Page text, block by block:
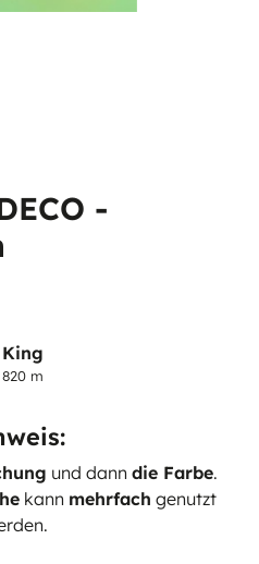
-
King
820 m
und dann die Farbe.
kann mehrfach genutzt